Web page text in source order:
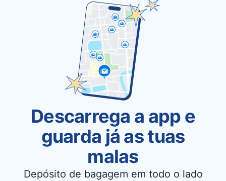
Descarrega a app e
guarda já as tuas
malas
Depósito de bagagem em todo o lado